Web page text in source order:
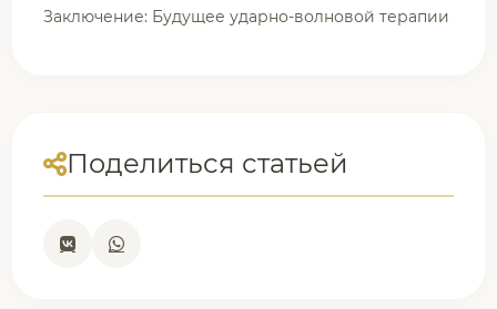
Заключение: Будущее ударно-волновой терапии
Поделиться статьей